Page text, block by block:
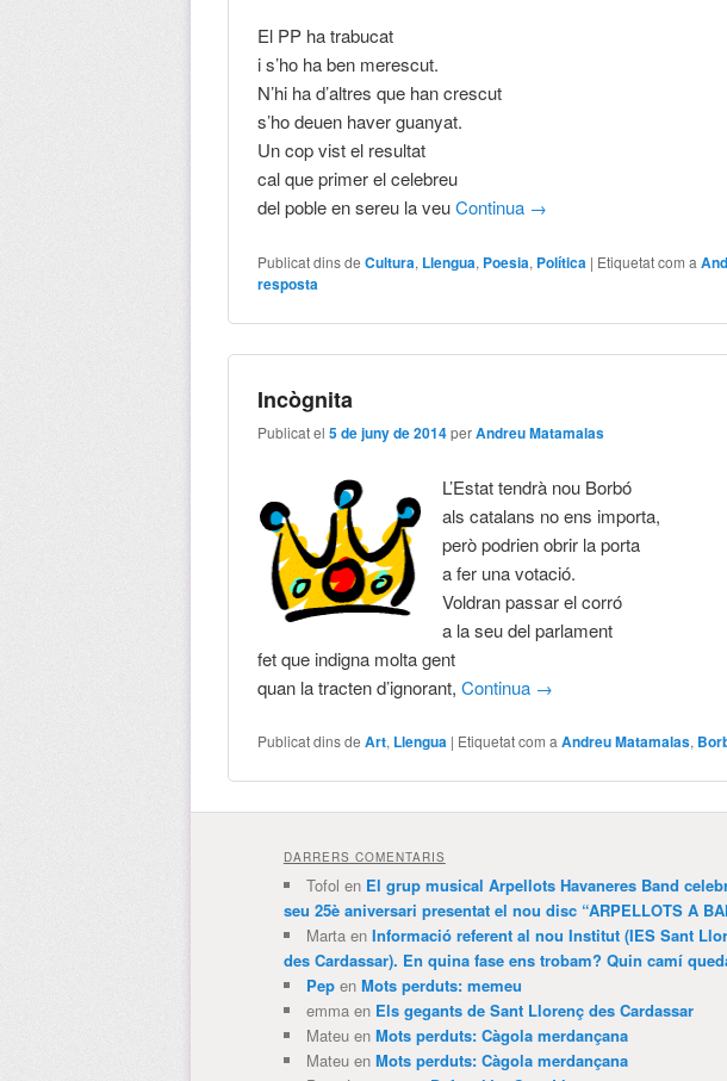
El PP ha trabucat
i s’ho ha ben merescut.
N’hi ha d’altres que han crescut
s’ho deuen haver guanyat.
Un cop vist el resultat
cal que primer el celebreu
del poble en sereu la veuContinua →
Publicat dins de Cultura, Llengua, Poesia, Política | Etiquetat com a
resposta
Incògnita
Publicat el5 de juny de 2014perAndreu Matamalas
L’Estat tendrà nou Borbó
als catalans no ens importa,
però podrien obrir la porta
a fer una votació.
Voldran passar el corró
a la seu del parlament
fet que indigna molta gent
quan la tracten d’ignorant,Continua →
Publicat dins de Art, Llengua | Etiquetat com a Andreu Matamalas,
DARRERS COMENTARIS
Tofol en El grup musical Arpellots Havaneres Band
seu 25è aniversari presentat el nou disc “ARPELLOTS A
Martaen Informació referent al nou Institut (IES Sant
des Cardassar). En quina fase ens trobam? Quin camí
Pepen Mots perduts: memeu
emmaen Els gegants de Sant Llorenç des Cardassar
Mateuen Mots perduts: Càgola merdançana
Mateuen Mots perduts: Càgola merdançana